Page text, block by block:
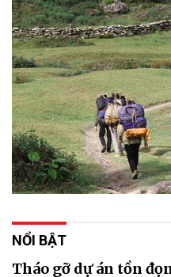
NỔI BẬT
Tháo gỡ dự án tồn